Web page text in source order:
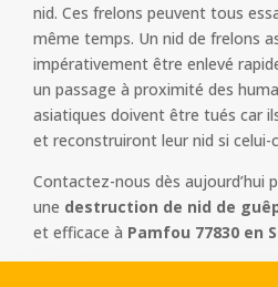
nid. Ces frelons peuvent tous
même temps. Un nid de frelons
impérativement être enlevé
un passage à proximité des
asiatiques doivent être tués car
et reconstruiront leur nid si celui-
Contactez-nous dès aujourd’hui
une destruction de nid de
et efficace à Pamfou 77830 en